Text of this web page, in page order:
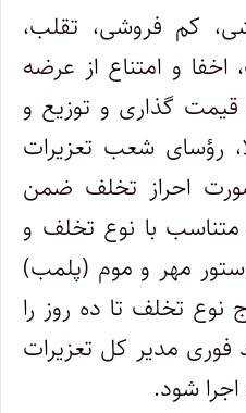
کم فروشی، تقلب،
و امتناع از عرضه
قیمت گذاری و توزیع و
رؤسای شعب تعزیرات
احراز تخلف ضمن
با نوع تخلف و
دستور مهر و موم (پلمب)
تخلف تا ده روز را
فوری مدیر کل تعزیرات
شود.